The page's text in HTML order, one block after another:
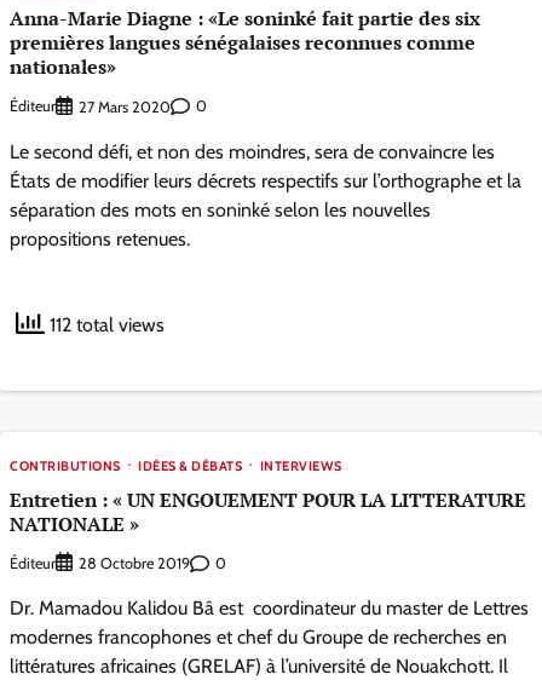
Anna-Marie Diagne : «Le soninké fait partie des six
premières langues sénégalaises reconnues comme
nationales»
Éditeur 27 Mars 2020 0
Le second défi, et non des moindres, sera de convaincre les
États de modifier leurs décrets respectifs sur l’orthographe et la
séparation des mots en soninké selon les nouvelles
propositions retenues.
112 total views
CONTRIBUTIONS IDÉES & DÉBATS INTERVIEWS
Entretien : « UN ENGOUEMENT POUR LA LITTERATURE
NATIONALE »
Éditeur 28 Octobre 2019 0
Dr. Mamadou Kalidou Bâ est coordinateur du master de Lettres
modernes francophones et chef du Groupe de recherches en
littératures africaines (GRELAF) à l’université de Nouakchott. Il